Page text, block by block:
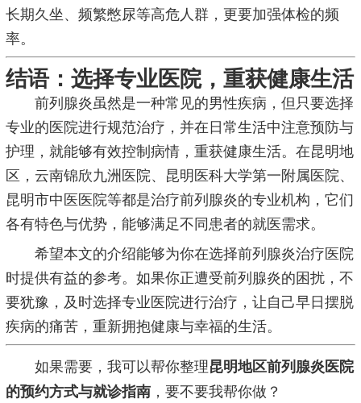
长期久坐、频繁憋尿等高危人群，更要加强体检的频
率。
结语：选择专业医院，重获健康生活
前列腺炎虽然是一种常见的男性疾病，但只要选择
专业的医院进行规范治疗，并在日常生活中注意预防与
护理，就能够有效控制病情，重获健康生活。在昆明地
区，云南锦欣九洲医院、昆明医科大学第一附属医院、
昆明市中医医院等都是治疗前列腺炎的专业机构，它们
各有特色与优势，能够满足不同患者的就医需求。
希望本文的介绍能够为你在选择前列腺炎治疗医院
时提供有益的参考。如果你正遭受前列腺炎的困扰，不
要犹豫，及时选择专业医院进行治疗，让自己早日摆脱
疾病的痛苦，重新拥抱健康与幸福的生活。
如果需要，我可以帮你整理昆明地区前列腺炎医院
的预约方式与就诊指南 ，要不要我帮你做？